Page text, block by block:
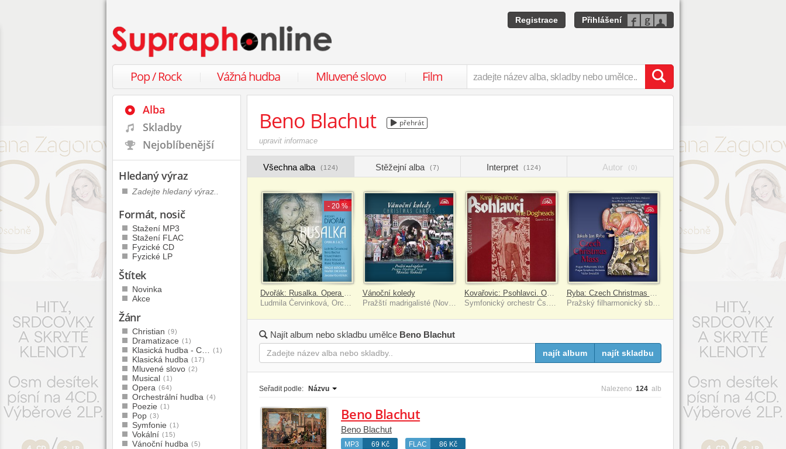
Registrace Přihlášení
Pop / Rock Vážná hudba Mluvené slovo Film
Beno Blachut přehrát
upravit informace
Všechna alba (124) Stěžejní alba (7) Interpret (124) Autor (0)
- 20 %
Vánoční koledy
Pražští madrigalisté (Noví pěvci madrigalů a komorní hudby), Miroslav Venhoda
Pražský filharmonický sbor, Symfonický orchestr hl. m. Prahy FOK, Václav Smetáček
Najít album nebo skladbu umělce Beno Blachut
najít album najít skladbu
Seřadit podle: Názvu Nalezeno 124 alb
Beno Blachut
Beno Blachut
MP3 69 Kč FLAC
86 Kč
Alba
Skladby
Nejoblíbenější
Hledaný výraz
Formát, nosič
Stažení MP3
Stažení FLAC
Fyzické CD
Fyzické LP
Štítek
Novinka
Akce
Žánr
Christian (9)
Dramatizace (1)
Klasická hudba - C… (1)
Klasická hudba (17)
Mluvené slovo (2)
Musical (1)
Opera (64)
Orchestrální hudba (4)
Poezie (1)
Pop (3)
Symfonie (1)
Vokální (15)
Vánoční hudba (5)